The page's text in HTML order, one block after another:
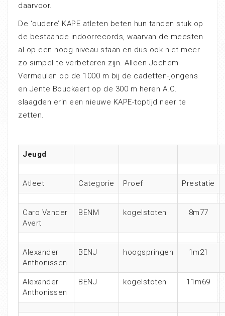
daarvoor.
De ‘oudere’ KAPE atleten beten hun tanden stuk op
de bestaande indoorrecords, waarvan de meesten
al op een hoog niveau staan en dus ook niet meer
zo simpel te verbeteren zijn. Alleen Jochem
Vermeulen op de 1000 m bij de cadetten-jongens
en Jente Bouckaert op de 300 m heren A.C.
slaagden erin een nieuwe KAPE-toptijd neer te
zetten.
Jeugd
Atleet Categorie Proef Prestatie
Caro Vander
Avert
BENM kogelstoten 8m77
Alexander
Anthonissen
BENJ hoogspringen 1m21
Alexander
Anthonissen
BENJ kogelstoten 11m69